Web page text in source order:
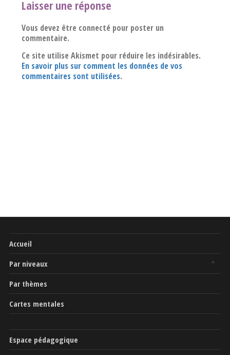
Laisser une réponse
Vous devez être connecté pour poster un
commentaire.
Ce site utilise Akismet pour réduire les indésirables.
En savoir plus sur comment les données de vos
commentaires sont utilisées.
Accueil
Par niveaux
Par thèmes
Cartes mentales
Espace pédagogique